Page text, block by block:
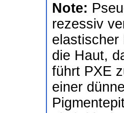
Note:
rezessiv
elastischer
die Haut,
führt PXE
einer